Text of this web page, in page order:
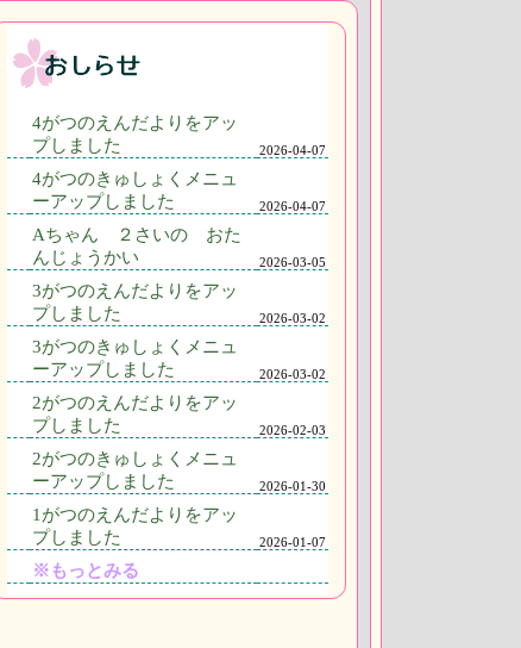
4がつのえんだよりをアッ
プしました
2026-04-07
4がつのきゅしょくメニュ
ーアップしました
2026-04-07
Aちゃん ２さいの おた
んじょうかい
2026-03-05
3がつのえんだよりをアッ
プしました
2026-03-02
3がつのきゅしょくメニュ
ーアップしました
2026-03-02
2がつのえんだよりをアッ
プしました
2026-02-03
2がつのきゅしょくメニュ
ーアップしました
2026-01-30
1がつのえんだよりをアッ
プしました
2026-01-07
※もっとみる